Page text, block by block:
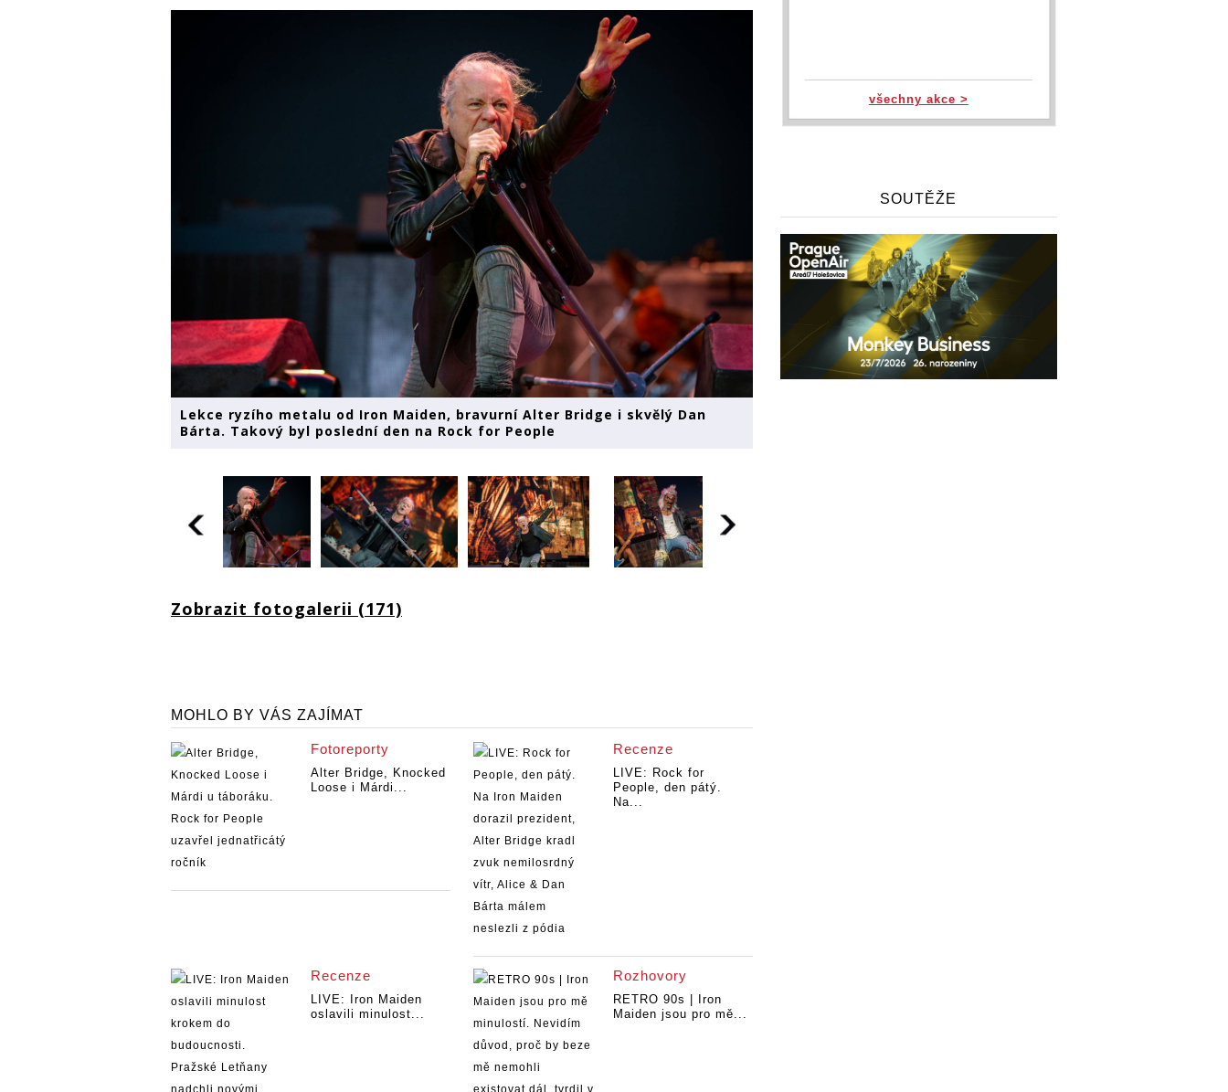
Lekce ryzího metalu od Iron Maiden, bravurní Alter Bridge i skvělý Dan
Bárta. Takový byl poslední den na Rock for People
Zobrazit fotogalerii (171)
MOHLO BY VÁS ZAJÍMAT
Fotoreporty
Alter Bridge, Knocked
Loose i Márdi...
Recenze
LIVE: Rock for
People, den pátý.
Na...
Recenze
LIVE: Iron Maiden
oslavili minulost...
Rozhovory
RETRO 90s | Iron
Maiden jsou pro mě...
všechny akce >
SOUTĚŽE